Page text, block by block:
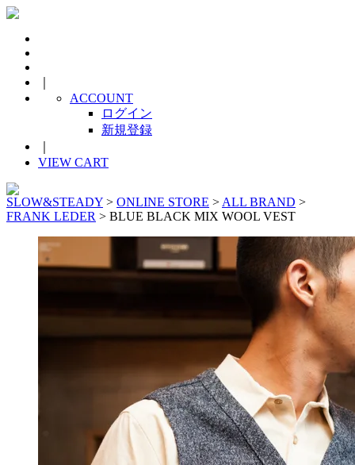
ACCOUNT
ログイン
新規登録
VIEW CART
SLOW&STEADY > ONLINE STORE > ALL BRAND >
FRANK LEDER > BLUE BLACK MIX WOOL VEST